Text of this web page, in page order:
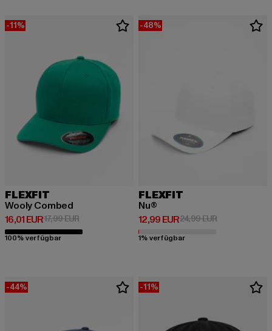
-11%
FLEXFIT
Wooly Combed
16,01 EUR
Derzeitiger Preis: 16,01 EUR
17,99 EURAktionspreis: 17,99 EUR
100% verfügbar
-48%
FLEXFIT
Nu®
12,99 EUR
Derzeitiger Preis: 12,99 EUR
24,99 EURAktionspreis:
1% verfügbar
-44% -11%